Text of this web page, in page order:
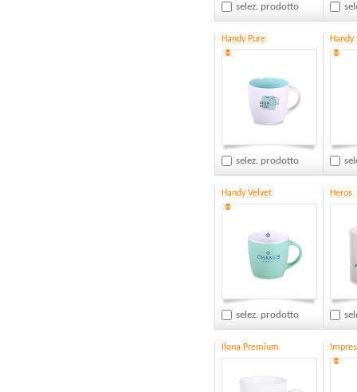
selez. prodotto
Handy Pure
®
selez. prodotto
®
Handy Velvet
®
selez. prodotto
Heros
Ilona Premium
®